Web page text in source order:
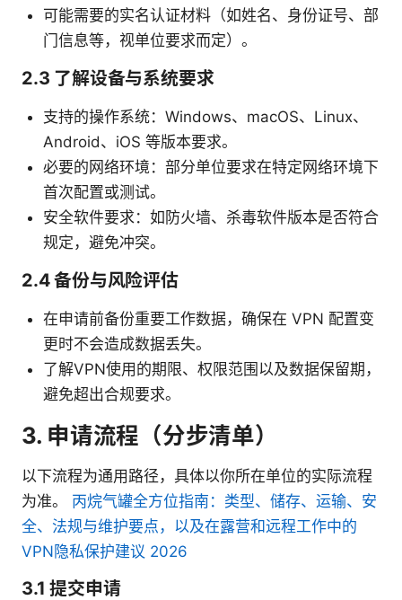
可能需要的实名认证材料（如姓名、身份证号、部
门信息等，视单位要求而定）。
2.3 了解设备与系统要求
支持的操作系统：Windows、macOS、Linux、
Android、iOS 等版本要求。
必要的网络环境：部分单位要求在特定网络环境下
首次配置或测试。
安全软件要求：如防火墙、杀毒软件版本是否符合
规定，避免冲突。
2.4 备份与风险评估
在申请前备份重要工作数据，确保在 VPN 配置变
更时不会造成数据丢失。
了解VPN使用的期限、权限范围以及数据保留期，
避免超出合规要求。
3. 申请流程（分步清单）
以下流程为通用路径，具体以你所在单位的实际流程
为准。 丙烷气罐全方位指南：类型、储存、运输、安
全、法规与维护要点，以及在露营和远程工作中的
VPN隐私保护建议 2026
3.1 提交申请